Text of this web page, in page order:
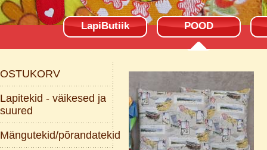
LapiButiik POOD
OSTUKORV
Lapitekid - väikesed ja
suured
Mängutekid/põrandatekid